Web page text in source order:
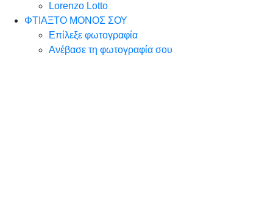
Lorenzo Lotto
ΦΤΙΑΞΤΟ ΜΟΝΟΣ ΣΟΥ
Επίλεξε φωτογραφία
Ανέβασε τη φωτογραφία σου